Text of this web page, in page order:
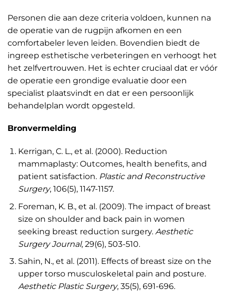
Personen die aan deze criteria voldoen, kunnen na
de operatie van de rugpijn afkomen en een
comfortabeler leven leiden. Bovendien biedt de
ingreep esthetische verbeteringen en verhoogt het
het zelfvertrouwen. Het is echter cruciaal dat er vóór
de operatie een grondige evaluatie door een
specialist plaatsvindt en dat er een persoonlijk
behandelplan wordt opgesteld.
Bronvermelding
Kerrigan, C. L., et al. (2000). Reduction
mammaplasty: Outcomes, health benefits, and
patient satisfaction. Plastic and Reconstructive
Surgery, 106(5), 1147-1157.
Foreman, K. B., et al. (2009). The impact of breast
size on shoulder and back pain in women
seeking breast reduction surgery. Aesthetic
Surgery Journal, 29(6), 503-510.
Sahin, N., et al. (2011). Effects of breast size on the
upper torso musculoskeletal pain and posture.
Aesthetic Plastic Surgery, 35(5), 691-696.